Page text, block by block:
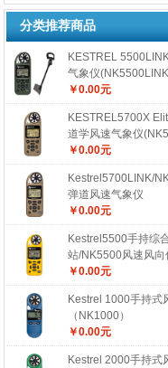
分类推荐商品
KESTREL
气象仪
￥0.00元
KESTREL5700X
道学风速气象仪
￥0.00元
Kestrel5700LINK/
弹道风速气象仪
￥0.00元
Kestrel5500手持综
站/NK5500风速风向
￥0.00元
Kestrel 1000手持式
（NK1000）
￥0.00元
Kestrel 2000手持式